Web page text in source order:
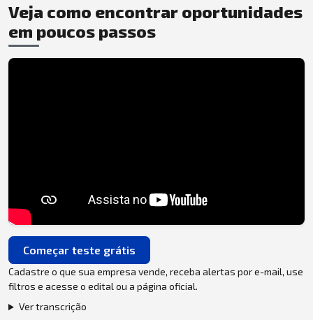
Veja como encontrar oportunidades
em poucos passos
Começar teste grátis
Cadastre o que sua empresa vende, receba alertas por e-mail, use
filtros e acesse o edital ou a página oficial.
Ver transcrição